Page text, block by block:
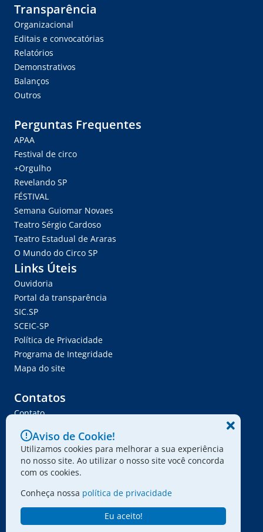
Transparência
Organizacional
Editais e convocatórias
Relatórios
Demonstrativos
Balanços
Outros
Perguntas Frequentes
APAA
Festival de circo
+Orgulho
Revelando SP
FÉSTIVAL
Semana Guiomar Novaes
Teatro Sérgio Cardoso
Teatro Estadual de Araras
O Mundo do Circo SP
Links Úteis
Ouvidoria
Portal da transparência
SIC.SP
SCEIC-SP
Política de Privacidade
Programa de Integridade
Mapa do site
Contatos
Contato
Ser Fornecedor
Envie seu projeto
© 2024 - Associação Paulista dos Amigos da Arte
Aviso de Cookie!
Utilizamos cookies para melhorar a sua experiência
no nosso site. Ao utilizar o nosso site você concorda
com os cookies.
Conheça nossa política de privacidade
Eu aceito!